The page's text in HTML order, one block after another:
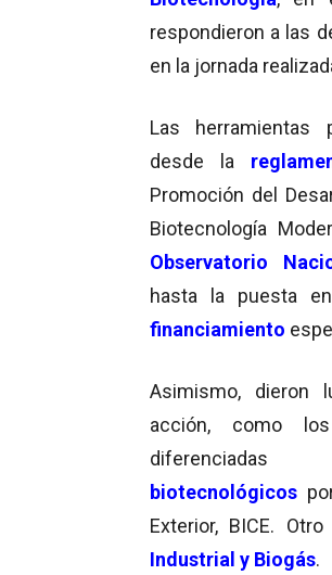
respondieron a las
en la jornada
Las herramientas
desde la
Promoción del
Biotecnología
Observatorio
hasta la puesta
financiamiento
Asimismo, dieron
acción, como
biotecnológicos
Exterior, BICE.
Industrial y Biogás.